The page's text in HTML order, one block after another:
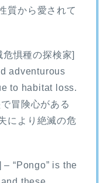
質から愛されて
惧種の探検家]
adventurous
to habitat loss.
冒険心がある
により絶滅の危
“Pongo” is the